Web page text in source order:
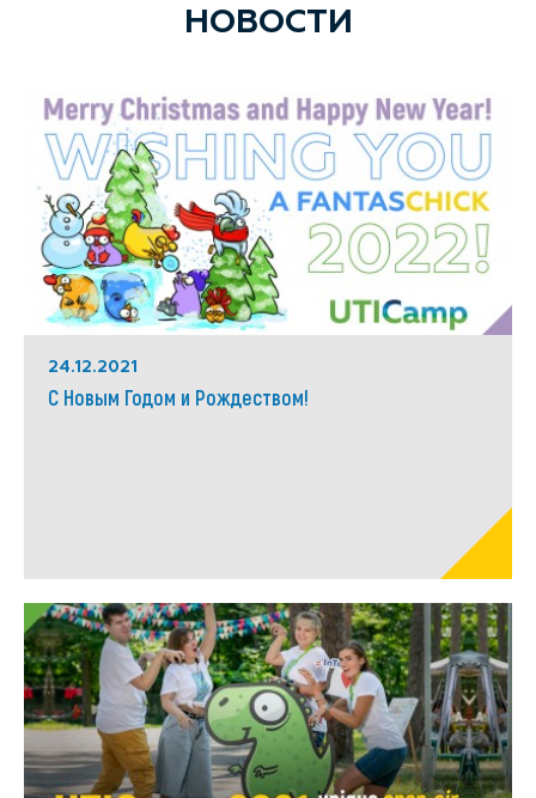
НОВОСТИ
24.12.2021
С Новым Годом и Рождеством!